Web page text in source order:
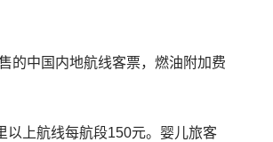
的中国内地航线客票，燃油附加费
以上航线每航段150元。婴儿旅客